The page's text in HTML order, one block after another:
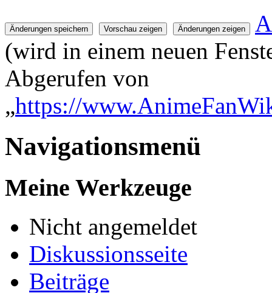
(wird in einem neuen
Abgerufen von
„https://
Navigationsmenü
Meine Werkzeuge
Nicht angemeldet
Diskussionsseite
Beiträge